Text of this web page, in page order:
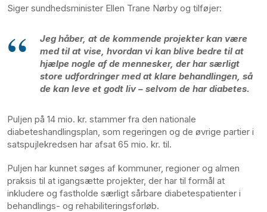
Siger sundhedsminister Ellen Trane Nørby og tilføjer:
Jeg håber, at de kommende projekter kan være
med til at vise, hvordan vi kan blive bedre til at
hjælpe nogle af de mennesker, der har særligt
store udfordringer med at klare behandlingen, så
de kan leve et godt liv – selvom de har diabetes.
Puljen på 14 mio. kr. stammer fra den nationale
diabeteshandlingsplan, som regeringen og de øvrige partier i
satspujlekredsen har afsat 65 mio. kr. til.
Puljen har kunnet søges af kommuner, regioner og almen
praksis til at igangsætte projekter, der har til formål at
inkludere og fastholde særligt sårbare diabetespatienter i
behandlings- og rehabiliteringsforløb.